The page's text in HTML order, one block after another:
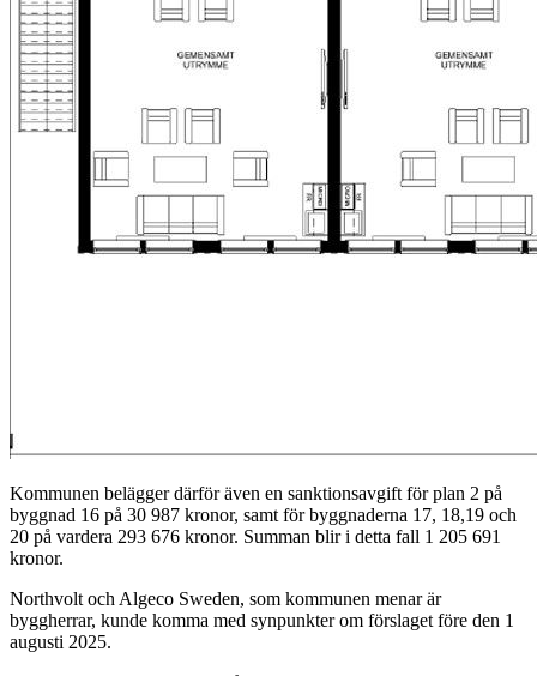
Kommunen belägger därför även en sanktionsavgift för plan 2 på
byggnad 16 på 30 987 kronor, samt för byggnaderna 17, 18,19 och
20 på vardera 293 676 kronor. Summan blir i detta fall 1 205 691
kronor.
Northvolt och Algeco Sweden, som kommunen menar är
byggherrar, kunde komma med synpunkter om förslaget före den 1
augusti 2025.